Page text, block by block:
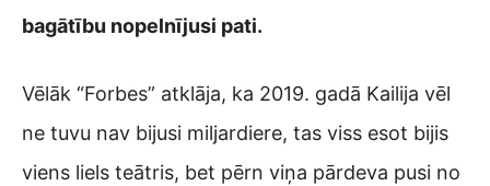
bagātību nopelnījusi pati.
Vēlāk “Forbes” atklāja, ka 2019. gadā Kailija vēl
ne tuvu nav bijusi miljardiere, tas viss esot bijis
viens liels teātris, bet pērn viņa pārdeva pusi no